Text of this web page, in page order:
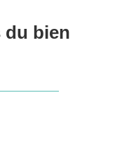
du bien